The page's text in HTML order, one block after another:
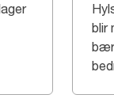
blir